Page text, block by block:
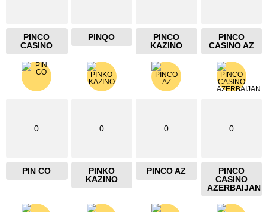
PINCO
CASINO
PINQO
PINCO
KAZINO
PINCO
CASINO AZ
0
PIN CO
0
PINKO
KAZINO
0
PINCO AZ
0
PINCO
CASINO
AZERBAIJAN